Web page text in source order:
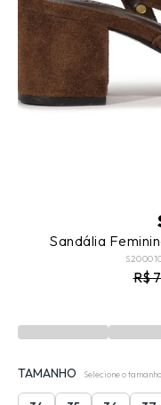
Sandália
R$
TAMANHO Selecione o tamanho